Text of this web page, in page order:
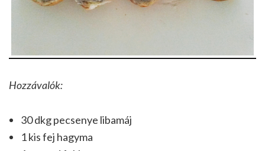
Hozzávalók:
30 dkg pecsenye libamáj
1 kis fej hagyma